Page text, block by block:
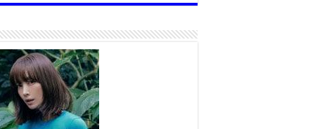
боломжтой-Хүүхэд хөгжүүлэх
төв” байгуулах төсөлд төр,
хэвшлийн түншлэлийн хүрээнд хамтран
урьж байна
оны 7 сар 22 / 9 цаг 28 минут
Б.Пүрэвдагва: “Урт цагаан”-ыг
залуучууд чөлөөт цагаа